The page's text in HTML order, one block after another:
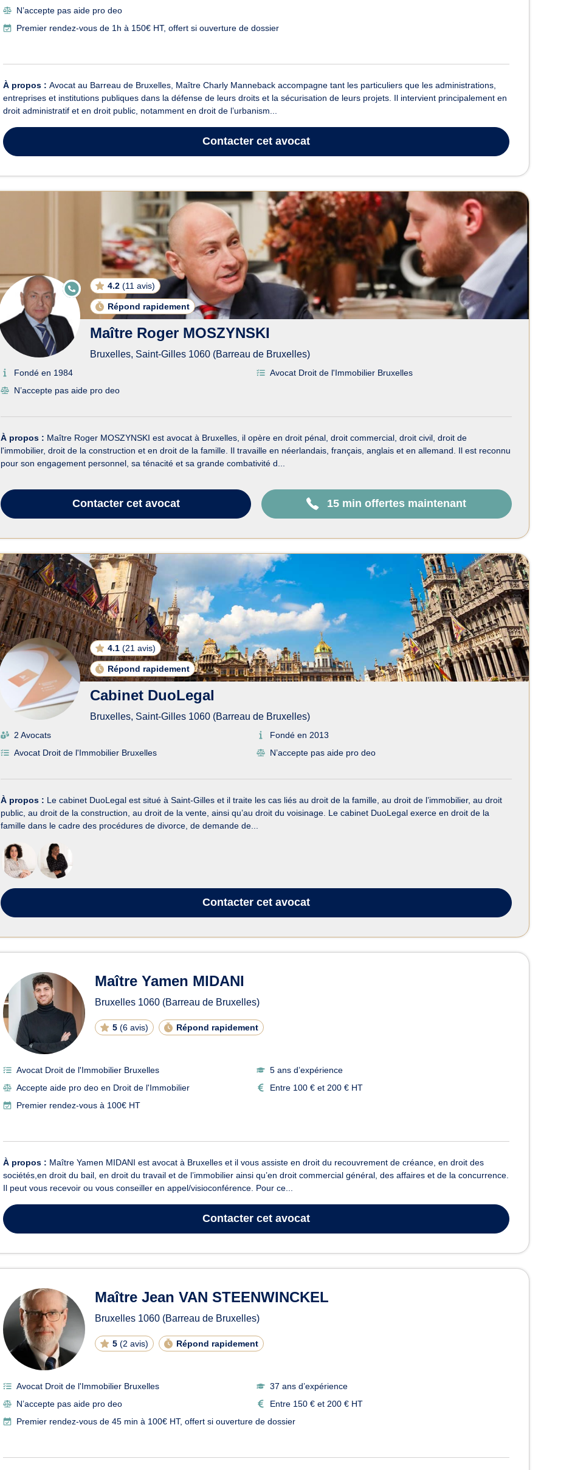
N’accepte pas aide pro deo
Premier rendez-vous de 1h à 150€ HT, offert si ouverture de dossier
À propos : Avocat au Barreau de Bruxelles, Maître Charly Manneback accompagne tant les particuliers que les administrations,
entreprises et institutions publiques dans la défense de leurs droits et la sécurisation de leurs projets. Il intervient principalement en
droit administratif et en droit public, notamment en droit de l’urbanism...
Contacter cet avocat
4.2 (11 avis)
Répond rapidement
E
N
E
Maître Roger MOSZYNSKI
Bruxelles, Saint-Gilles 1060 (Barreau de Bruxelles)
Fondé en 1984
Avocat Droit de l'Immobilier Bruxelles
N’accepte pas aide pro deo
À propos : Maître Roger MOSZYNSKI est avocat à Bruxelles, il opère en droit pénal, droit commercial, droit civil, droit de
l'immobilier, droit de la construction et en droit de la famille. Il travaille en néerlandais, français, anglais et en allemand. Il est reconnu
pour son engagement personnel, sa ténacité et sa grande combativité d...
Contactercet avocat 15 min offertes maintenant
4.1 (21 avis)
Répond rapidement
Cabinet DuoLegal
Bruxelles, Saint-Gilles 1060 (Barreau de Bruxelles)
2 Avocats
Fondé en 2013
Avocat Droit de l'Immobilier Bruxelles
N’accepte pas aide pro deo
À propos : Le cabinet DuoLegal est situé à Saint-Gilles et il traite les cas liés au droit de la famille, au droit de l’immobilier, au droit
public, au droit de la construction, au droit de la vente, ainsi qu’au droit du voisinage. Le cabinet DuoLegal exerce en droit de la
famille dans le cadre des procédures de divorce, de demande de...
Contacter cet avocat
Maître Yamen MIDANI
Bruxelles 1060 (Barreau de Bruxelles)
5 (6 avis) Répond rapidement
Avocat Droit de l'Immobilier Bruxelles
5 ans d’expérience
Accepte aide pro deo en Droit de l'Immobilier
Entre 100 € et 200 € HT
Premier rendez-vous à 100€ HT
À propos : Maître Yamen MIDANI est avocat à Bruxelles et il vous assiste en droit du recouvrement de créance, en droit des
sociétés,en droit du bail, en droit du travail et de l’immobilier ainsi qu’en droit commercial général, des affaires et de la concurrence.
Il peut vous recevoir ou vous conseiller en appel/visioconférence. Pour ce...
Contacter cet avocat
Maître Jean VAN STEENWINCKEL
Bruxelles 1060 (Barreau de Bruxelles)
5 (2 avis) Répond rapidement
Avocat Droit de l'Immobilier Bruxelles
37 ans d’expérience
N’accepte pas aide pro deo
Entre 150 € et 200 € HT
Premier rendez-vous de 45 min à 100€ HT, offert si ouverture de dossier